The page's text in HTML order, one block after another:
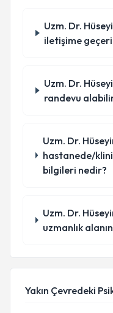
Uzm. Dr.
iletişime
Uzm. Dr.
randevu
Uzm. Dr.
hastanede/
bilgileri nedir?
Uzm. Dr.
uzmanlık
Yakın Çevredeki